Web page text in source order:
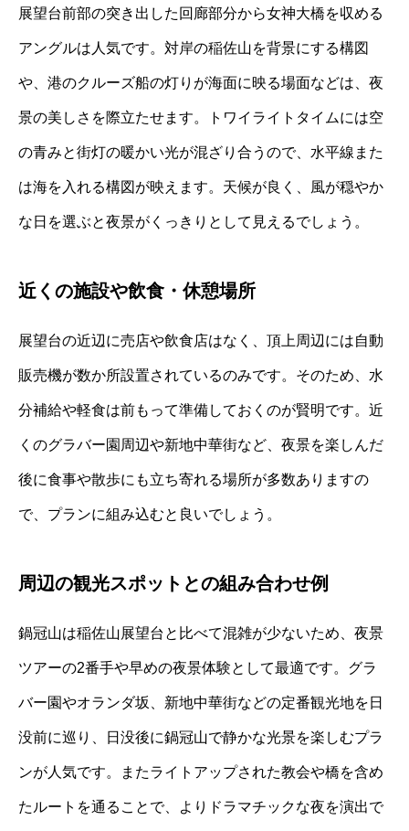
展望台前部の突き出した回廊部分から女神大橋を収める
アングルは人気です。対岸の稲佐山を背景にする構図
や、港のクルーズ船の灯りが海面に映る場面などは、夜
景の美しさを際立たせます。トワイライトタイムには空
の青みと街灯の暖かい光が混ざり合うので、水平線また
は海を入れる構図が映えます。天候が良く、風が穏やか
な日を選ぶと夜景がくっきりとして見えるでしょう。
近くの施設や飲食・休憩場所
展望台の近辺に売店や飲食店はなく、頂上周辺には自動
販売機が数か所設置されているのみです。そのため、水
分補給や軽食は前もって準備しておくのが賢明です。近
くのグラバー園周辺や新地中華街など、夜景を楽しんだ
後に食事や散歩にも立ち寄れる場所が多数ありますの
で、プランに組み込むと良いでしょう。
周辺の観光スポットとの組み合わせ例
鍋冠山は稲佐山展望台と比べて混雑が少ないため、夜景
ツアーの2番手や早めの夜景体験として最適です。グラ
バー園やオランダ坂、新地中華街などの定番観光地を日
没前に巡り、日没後に鍋冠山で静かな光景を楽しむプラ
ンが人気です。またライトアップされた教会や橋を含め
たルートを通ることで、よりドラマチックな夜を演出で